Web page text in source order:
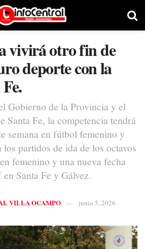
vivirá otro fin de
deporte con la
Gobierno de la Provincia y el
Santa Fe, la competencia tendrá
semana en fútbol femenino y
partidos de ida de los octavos
femenino y una nueva fecha
Santa Fe y Gálvez.
VILLA OCAMPO junio 5, 2026